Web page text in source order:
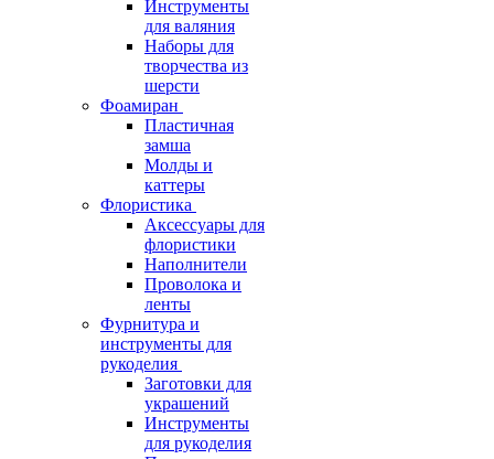
Инструменты
для валяния
Наборы для
творчества из
шерсти
Фоамиран
Пластичная
замша
Молды и
каттеры
Флористика
Аксессуары для
флористики
Наполнители
Проволока и
ленты
Фурнитура и
инструменты для
рукоделия
Заготовки для
украшений
Инструменты
для рукоделия